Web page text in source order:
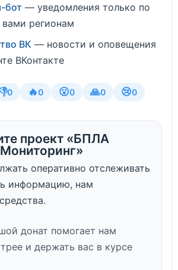
бот — уведомления только по
регионам
ВК — новости и оповещения
ВКонтакте
0 🔥0 😮0 🙏0 😢0
проект «БПЛА
оперативно отслеживать
информацию, нам
донат помогает нам
и держать вас в курсе